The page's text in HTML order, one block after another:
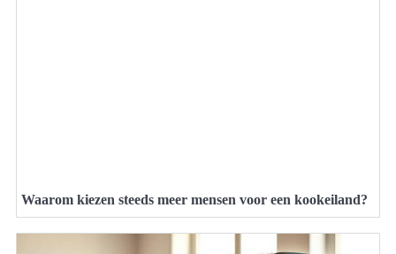
Waarom kiezen steeds meer mensen voor een kookeiland?